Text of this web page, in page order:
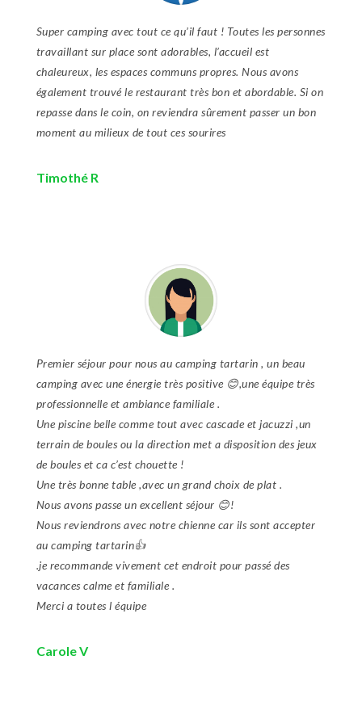
Super camping avec tout ce qu’il faut ! Toutes les personnes
travaillant sur place sont adorables, l’accueil est
chaleureux, les espaces communs propres. Nous avons
également trouvé le restaurant très bon et abordable. Si on
repasse dans le coin, on reviendra sûrement passer un bon
moment au milieux de tout ces sourires
Timothé R
Premier séjour pour nous au camping tartarin , un beau
camping avec une énergie très positive 😊,une équipe très
professionnelle et ambiance familiale .
Une piscine belle comme tout avec cascade et jacuzzi ,un
terrain de boules ou la direction met a disposition des jeux
de boules et ca c’est chouette !
Une très bonne table ,avec un grand choix de plat .
Nous avons passe un excellent séjour 😊!
Nous reviendrons avec notre chienne car ils sont accepter
au camping tartarin👍
.je recommande vivement cet endroit pour passé des
vacances calme et familiale .
Merci a toutes l équipe
Carole V